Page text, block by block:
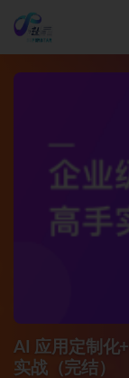
AI 应用定制化
实战（完结）